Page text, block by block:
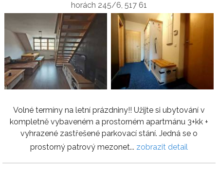
horách 245/6, 517 61
Volné termíny na letní prázdniny!! Užijte si ubytování v
kompletně vybaveném a prostorném apartmánu 3+kk +
vyhrazené zastřešené parkovací stání. Jedná se o
prostorný patrový mezonet... zobrazit detail